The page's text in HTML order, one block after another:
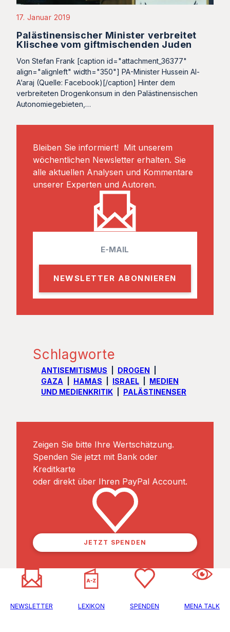
17. Januar 2019
Palästinensischer Minister verbreitet
Klischee vom giftmischenden Juden
Von Stefan Frank [caption id="attachment_36377"
align="alignleft" width="350"] PA-Minister Hussein Al-
A’araj (Quelle: Facebook)[/caption] Hinter dem
verbreiteten Drogenkonsum in den Palästinensischen
Autonomiegebieten,…
Bleiben Sie informiert! Mit unserem
wöchentlichen Newsletter erhalten. Sie
alle aktuellen Analysen und Kommentare
unserer Experten und Autoren.
l
Schlagworte
ANTISEMITISMUS
DROGEN
GAZA
HAMAS ISRAEL
MEDIEN
UND MEDIENKRITIK
PALÄSTINENSER
Zeigen Sie bitte Ihre Wertschätzung.
Spenden Sie jetzt mit Bank oder
Kreditkarte
oder direkt über Ihren PayPal Account.
JETZT SPENDEN
NEWSLETTER LEXIKON SPENDEN MENA TALK